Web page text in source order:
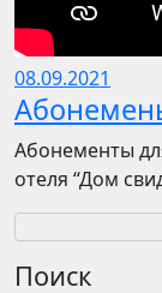
08.09.2021
Абонементы
отеля “Дом
Поиск